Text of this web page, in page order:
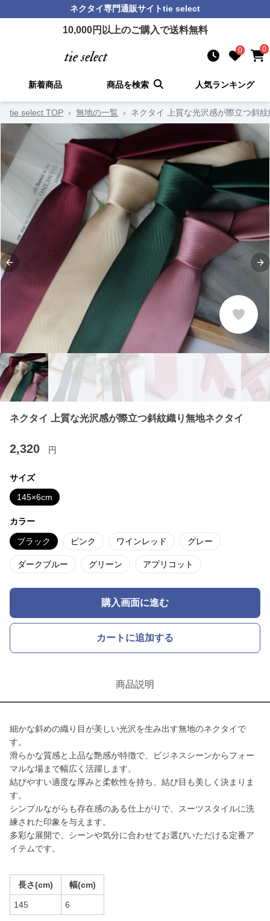
ネクタイ専門通販サイトtie select
10,000円以上のご購入で送料無料
0 0
新着商品 商品を検索 人気ランキング
tie select TOP › 無地の一覧 › ネクタイ 上質な光沢感が際立つ斜
Previous slide
ネクタイ 上質な光沢感が際立つ斜紋織り無地ネクタイ
2,320 円
サイズ
145×6cm
カラー
ブラック ピンク ワインレッド グレー
ダークブルー グリーン アプリコット
購入画面に進む
カートに追加する
商品説明
細かな斜めの織り目が美しい光沢を生み出す無地のネクタイで
す。
滑らかな質感と上品な艶感が特徴で、ビジネスシーンからフォー
マルな場まで幅広く活躍します。
結びやすい適度な厚みと柔軟性を持ち、結び目も美しく決まりま
す。
シンプルながらも存在感のある仕上がりで、スーツスタイルに洗
練された印象を与えます。
多彩な展開で、シーンや気分に合わせてお選びいただける定番ア
イテムです。
長さ(cm) 幅(cm)
145 6